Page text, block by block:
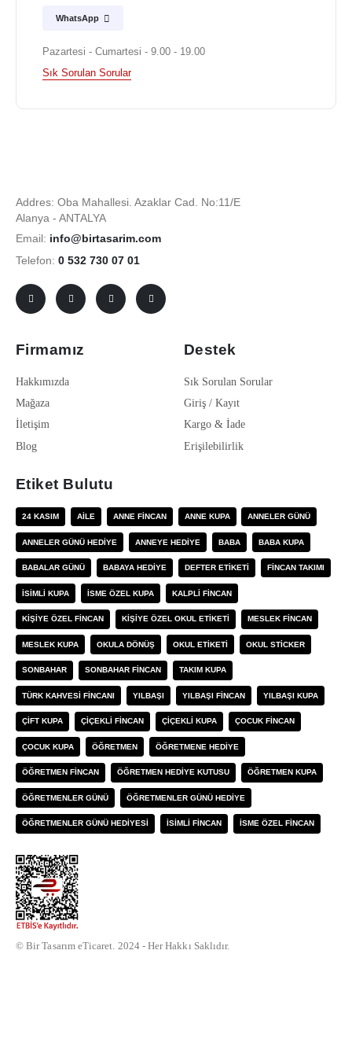
WhatsApp
Pazartesi - Cumartesi - 9.00 - 19.00
Sık Sorulan Sorular
Addres: Oba Mahallesi. Azaklar Cad. No:11/E
Alanya - ANTALYA
Email: info@birtasarim.com
Telefon: 0 532 730 07 01
Firmamız
Hakkımızda
Mağaza
İletişim
Blog
Destek
Sık Sorulan Sorular
Giriş / Kayıt
Kargo & İade
Erişilebilirlik
Etiket Bulutu
24 KASIM AILE ANNE FINCAN ANNE KUPA ANNELER GÜNÜ
ANNELER GÜNÜ HEDIYE ANNEYE HEDIYE BABA BABA KUPA
BABALAR GÜNÜ BABAYA HEDIYE DEFTER ETIKETI FINCAN TAKIMI
ISIMLI KUPA ISME ÖZEL KUPA KALPLI FINCAN
KIŞIYE ÖZEL FINCAN KIŞIYE ÖZEL OKUL ETIKETI MESLEK FINCAN
MESLEK KUPA OKULA DÖNÜŞ OKUL ETIKETI OKUL STICKER
SONBAHAR SONBAHAR FINCAN TAKIM KUPA
TÜRK KAHVESI FINCANI YILBAŞI YILBAŞI FINCAN YILBAŞI KUPA
ÇIFT KUPA ÇIÇEKLI FINCAN ÇIÇEKLI KUPA ÇOCUK FINCAN
ÇOCUK KUPA ÖĞRETMEN ÖĞRETMENE HEDIYE
ÖĞRETMEN FINCAN ÖĞRETMEN HEDIYE KUTUSU ÖĞRETMEN KUPA
ÖĞRETMENLER GÜNÜ ÖĞRETMENLER GÜNÜ HEDIYE
ÖĞRETMENLER GÜNÜ HEDIYESI İSIMLI FINCAN İSME ÖZEL FINCAN
© Bir Tasarım eTicaret. 2024 - Her Hakkı Saklıdır.